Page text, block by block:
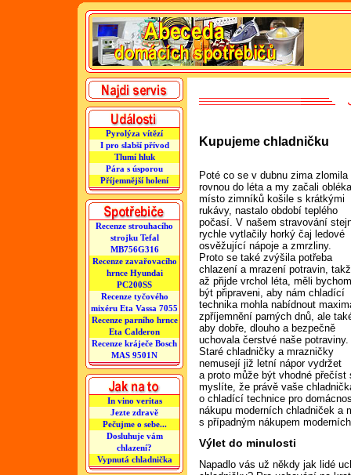
Pyrolýza vítězí
I pro slabší přívod
Tlumí hluk
Pára s úsporou
Příjemnější holení
Recenze strouhacího
strojku Tefal
MB756G316
Recenze zavařovacího
hrnce Hyundai
PC200SS
Recenze tyčového
mixéru Eta Vassa 7055
Recenze parního hrnce
Eta Calderon
Recenze kráječe Bosch
MAS 9501N
In vino veritas
Jezte zdravě
Pečujme o sebe...
Dosluhuje vám
chlazení?
Vypnutá chladnička
Kupujeme chladničku
Poté co se v dubnu zima zlomila
rovnou do léta a my začali
místo zimníků košile s krátkými
rukávy, nastalo období teplého
počasí. V našem stravování
rychle vytlačily horký čaj ledové
osvěžující nápoje a zmrzliny.
Proto se také zvýšila potřeba
chlazení a mrazení potravin,
až přijde vrchol léta, měli
být připraveni, aby nám chladící
technika mohla nabídnout
zpříjemnění parných dnů, ale
aby dobře, dlouho a bezpečně
uchovala čerstvé naše potraviny.
Staré chladničky a mrazničky
nemusejí již letní nápor vydržet
a proto může být vhodné
myslíte, že právě vaše
o chladící technice pro
nákupu moderních chladniček a
s případným nákupem
Výlet do minulosti
Napadlo vás už někdy jak lidé